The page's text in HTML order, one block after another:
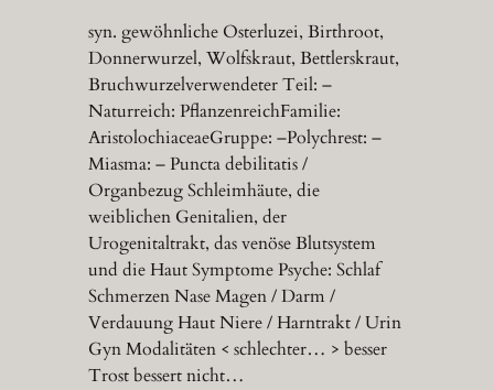
syn. gewöhnliche Osterluzei, Birthroot,
Donnerwurzel, Wolfskraut, Bettlerskraut,
Bruchwurzelverwendeter Teil: –
Naturreich: PflanzenreichFamilie:
AristolochiaceaeGruppe: –Polychrest: –
Miasma: – Puncta debilitatis /
Organbezug Schleimhäute, die
weiblichen Genitalien, der
Urogenitaltrakt, das venöse Blutsystem
und die Haut Symptome Psyche: Schlaf
Schmerzen Nase Magen / Darm /
Verdauung Haut Niere / Harntrakt / Urin
Gyn Modalitäten < schlechter… > besser
Trost bessert nicht…